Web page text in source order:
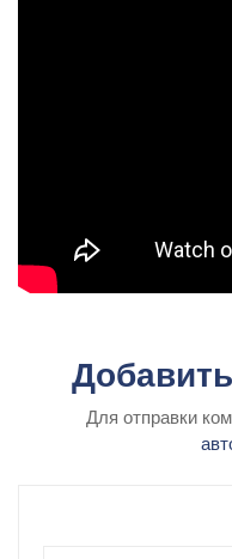
Для отправки